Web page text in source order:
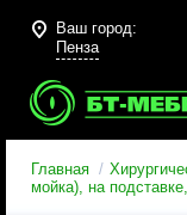
Ваш город:
Пенза
Главная
мойка), на